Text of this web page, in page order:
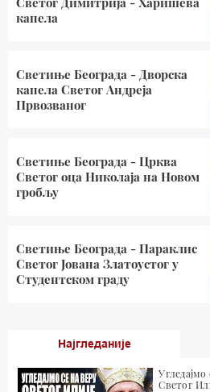
капела
Светиње Београда - Дворска
капела Светог Андреја
Првозваног
Светиње Београда - Црква
Светог оца Николаја на Новом
гробљу
Светиње Београда - Параклис
Светог Јована Златоустог у
Студентском граду
Најгледаније
Светог